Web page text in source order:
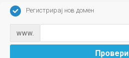
Регистрирај нов домен
www.
Провери